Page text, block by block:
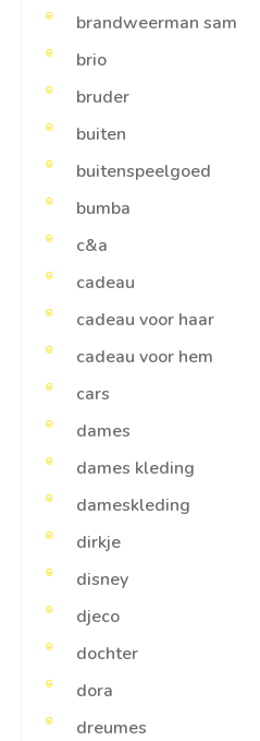
brandweerman sam
brio
bruder
buiten
buitenspeelgoed
bumba
c&a
cadeau
cadeau voor haar
cadeau voor hem
cars
dames
dames kleding
dameskleding
dirkje
disney
djeco
dochter
dora
dreumes